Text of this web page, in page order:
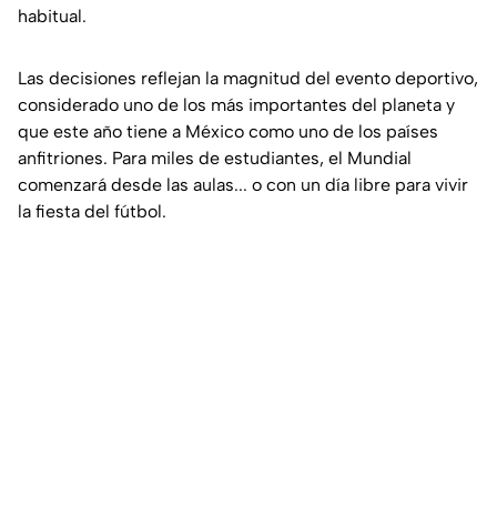
habitual.
Las decisiones reflejan la magnitud del evento deportivo,
considerado uno de los más importantes del planeta y
que este año tiene a México como uno de los países
anfitriones. Para miles de estudiantes, el Mundial
comenzará desde las aulas... o con un día libre para vivir
la fiesta del fútbol.